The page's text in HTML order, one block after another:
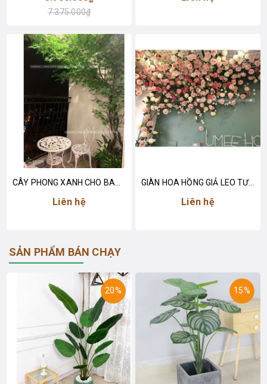
7.375.000₫
Liên hệ
GIÀN HOA HỒNG GIẢ LEO TƯỜNG - GH011
Liên hệ
SẢN PHẨM BÁN CHẠY
20% 15%